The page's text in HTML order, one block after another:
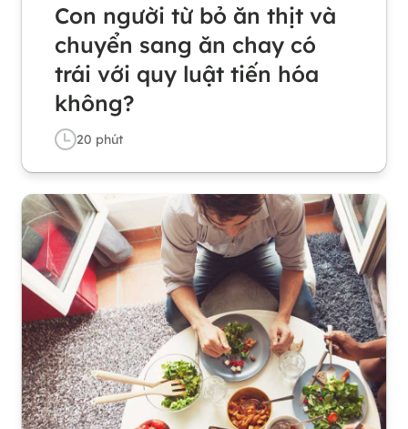
Con người từ bỏ ăn thịt và
chuyển sang ăn chay có
trái với quy luật tiến hóa
không?
20 phút